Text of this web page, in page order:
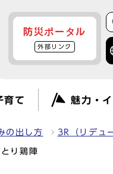
防災ポータル
外部リンク
育て 魅力・
の出し方 3R（リデュ
り鶏陣